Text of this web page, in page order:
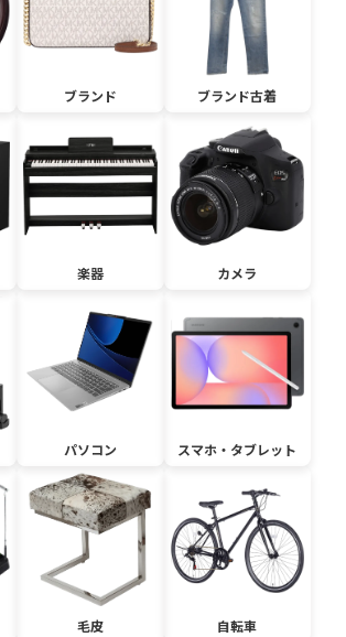
ブランド ブランド古着
楽器 カメラ
パソコン スマホ・タブレット
毛皮 自転車